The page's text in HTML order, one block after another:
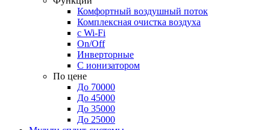
Комфортный воздушный поток
Комплексная очистка воздуха
с Wi-Fi
On/Off
Инверторные
С ионизатором
По цене
До 70000
До 45000
До 35000
До 25000